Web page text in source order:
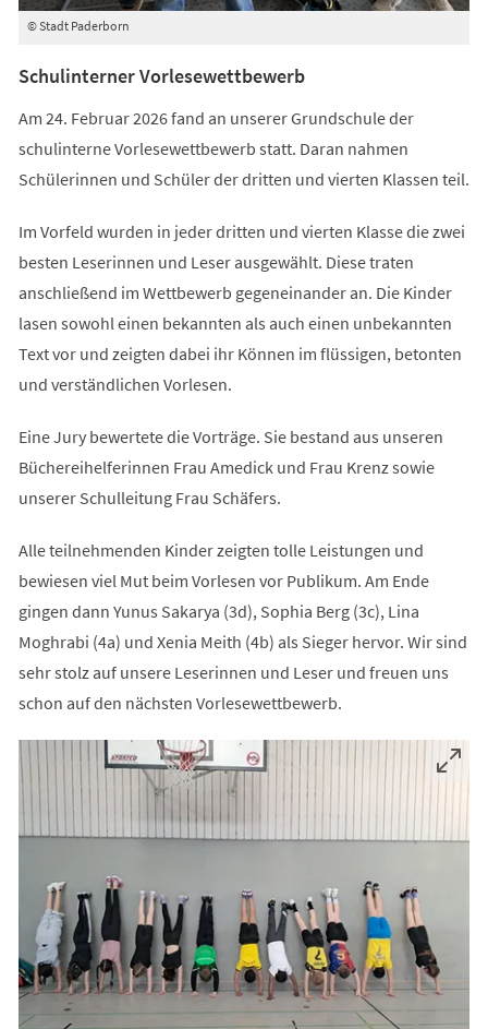
© Stadt Paderborn
Schulinterner Vorlesewettbewerb
Am 24. Februar 2026 fand an unserer Grundschule der
schulinterne Vorlesewettbewerb statt. Daran nahmen
Schülerinnen und Schüler der dritten und vierten Klassen teil.
Im Vorfeld wurden in jeder dritten und vierten Klasse die zwei
besten Leserinnen und Leser ausgewählt. Diese traten
anschließend im Wettbewerb gegeneinander an. Die Kinder
lasen sowohl einen bekannten als auch einen unbekannten
Text vor und zeigten dabei ihr Können im flüssigen, betonten
und verständlichen Vorlesen.
Eine Jury bewertete die Vorträge. Sie bestand aus unseren
Büchereihelferinnen Frau Amedick und Frau Krenz sowie
unserer Schulleitung Frau Schäfers.
Alle teilnehmenden Kinder zeigten tolle Leistungen und
bewiesen viel Mut beim Vorlesen vor Publikum. Am Ende
gingen dann Yunus Sakarya (3d), Sophia Berg (3c), Lina
Moghrabi (4a) und Xenia Meith (4b) als Sieger hervor. Wir sind
sehr stolz auf unsere Leserinnen und Leser und freuen uns
schon auf den nächsten Vorlesewettbewerb.